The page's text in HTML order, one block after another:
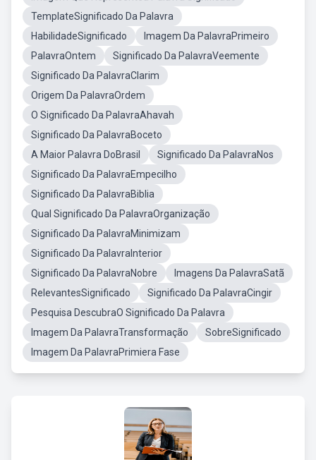
TemplateSignificado Da Palavra
HabilidadeSignificado
Imagem Da PalavraPrimeiro
PalavraOntem
Significado Da PalavraVeemente
Significado Da PalavraClarim
Origem Da PalavraOrdem
O Significado Da PalavraAhavah
Significado Da PalavraBoceto
A Maior Palavra DoBrasil
Significado Da PalavraNos
Significado Da PalavraEmpecilho
Significado Da PalavraBiblia
Qual Significado Da PalavraOrganização
Significado Da PalavraMinimizam
Significado Da PalavraInterior
Significado Da PalavraNobre
Imagens Da PalavraSatã
RelevantesSignificado
Significado Da PalavraCingir
Pesquisa DescubraO Significado Da Palavra
Imagem Da PalavraTransformação
SobreSignificado
Imagem Da PalavraPrimiera Fase